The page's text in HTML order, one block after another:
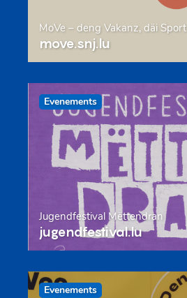
MoVe – deng Vakanz, däi Sport
move.snj.lu
Evenements
Jugendfestival Mëttendran
jugendfestival.lu
Evenements